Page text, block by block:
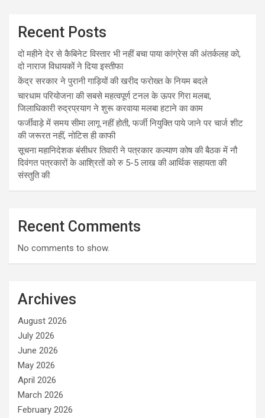
Recent Posts
दो महीने देर से कैबिनेट विस्तार भी नहीं बचा पाया कांग्रेस की अंतर्कलह को,
दो नाराज विधायकों ने दिया इस्तीफा
केंद्र सरकार ने पुरानी गाड़ियों की खरीद फरोख्त के नियम बदले
चारधाम परियोजना की सबसे महत्वपूर्ण टनल के ऊपर गिरा मलबा,
जिलाधिकारी रुद्रप्रयाग ने शुरू करवाया मलबा हटाने का काम
फर्जीवाड़े में समय सीमा लागू नहीं होती, फर्जी नियुक्ति पाये जाने पर चार्ज शीट
की जरूरत नहीं, नोटिस ही काफी
सूचना महानिदेशक बंसीधर तिवारी ने पत्रकार कल्याण कोष की बैठक में नौ
दिवंगत पत्रकारों के आश्रितों को रु 5-5 लाख की आर्थिक सहायता की
संस्तुति की
Recent Comments
No comments to show.
Archives
August 2026
July 2026
June 2026
May 2026
April 2026
March 2026
February 2026